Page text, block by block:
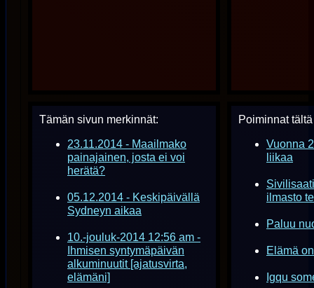
Tämän sivun merkinnät:
23.11.2014 - Maailmako
painajainen, josta ei voi
herätä?
05.12.2014 - Keskipäivällä
Sydneyn aikaa
10.-jouluk-2014 12:56 am -
Ihmisen syntymäpäivän
alkuminuutit [ajatusvirta,
elämäni]
Poiminnat
Vuonna
liikaa
ilmasto
Paluu
Elämä
Igqu